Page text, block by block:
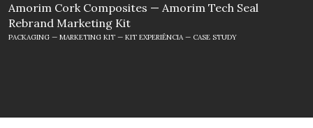
Amorim Cork Composites — Amorim Tech Seal
Rebrand Marketing Kit
PACKAGING — MARKETING KIT — KIT EXPERIÊNCIA — CASE STUDY